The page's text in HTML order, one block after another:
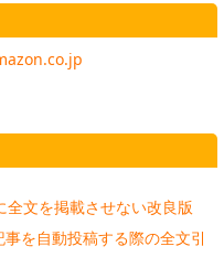
文を掲載させない改良版
を自動投稿する際の全文引